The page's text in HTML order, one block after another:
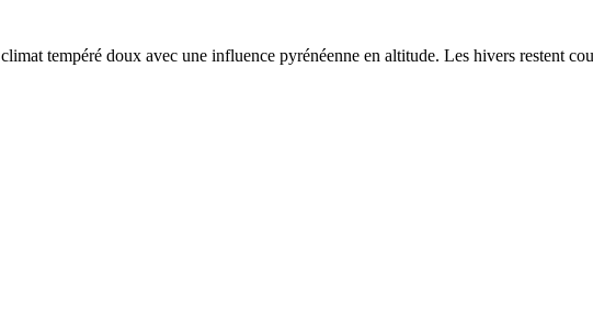
climat tempéré doux avec une influence pyrénéenne en altitude. Les hivers restent